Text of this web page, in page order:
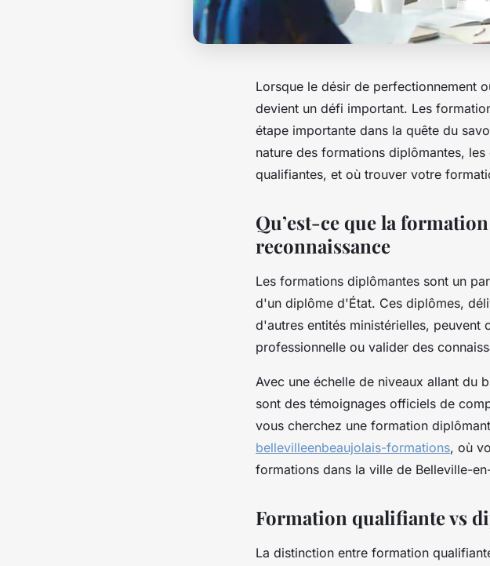
Lorsque le désir de perfectionnement
devient un défi important. Les
étape importante dans la quête du
nature des formations diplômantes,
qualifiantes, et où trouver votre
Qu’est-ce que la
reconnaissance
Les formations diplômantes sont un
d'un diplôme d'État. Ces diplômes,
d'autres entités ministérielles,
professionnelle ou valider des
Avec une échelle de niveaux allant du
sont des témoignages officiels de
vous cherchez une formation
bellevilleenbeaujolais-formations, où
formations dans la ville de Belleville-
Formation qualifiante vs
La distinction entre formation